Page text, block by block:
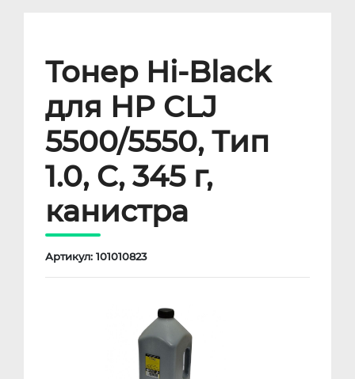
Тонер Hi-Black
для HP CLJ
5500/5550, Тип
1.0, C, 345 г,
канистра
Артикул: 101010823